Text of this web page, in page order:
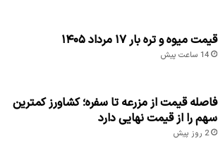
قیمت میوه و تره بار ۱۷ مرداد ۱۴۰۵
14 ساعت پیش
فاصله قیمت از مزرعه تا سفره؛ کشاورز کمترین
سهم را از قیمت نهایی دارد
2 روز پیش